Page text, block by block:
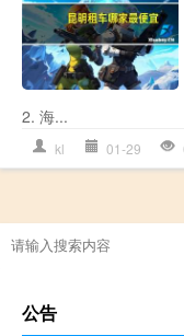
2. 海...
kl 01-29
公告